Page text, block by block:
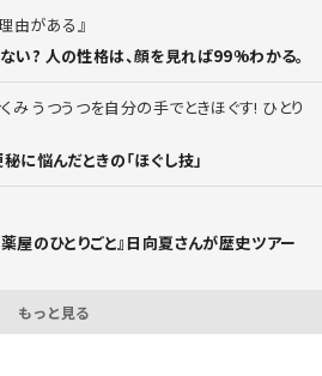
由がある
い? 人の性格は、顔を見れば99%わかる。
み うつうつを自分の手でときほぐす! ひとり
に悩んだときの「ほぐし技」
薬屋のひとりごと』日向夏さんが歴史ツアー
もっと見る